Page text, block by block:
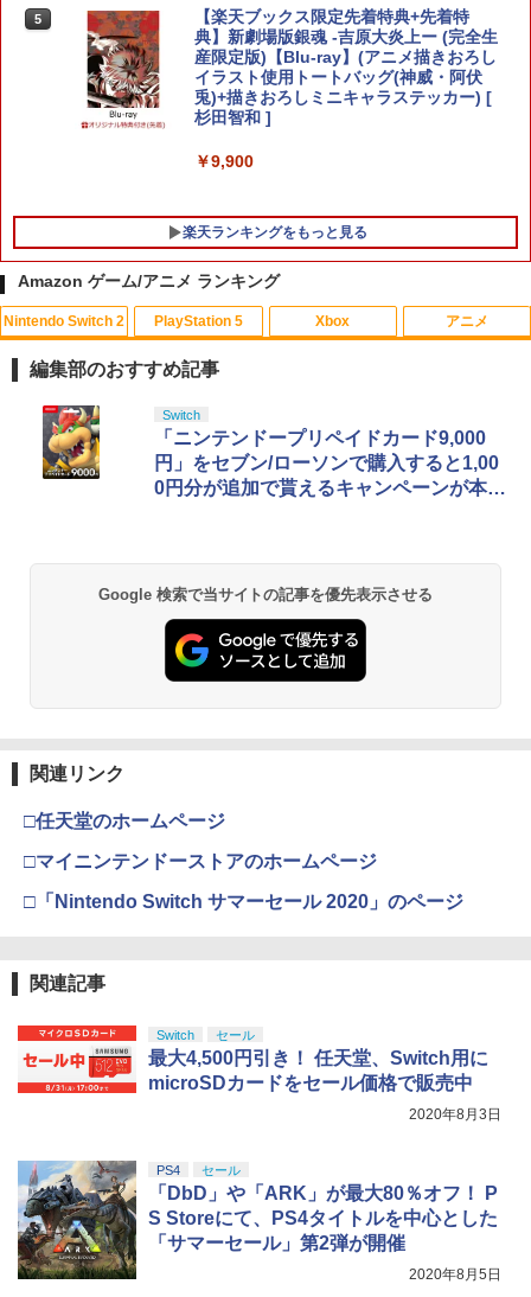
【特典】冒険家エリオットの千年物語 S
witch2版(【早期購入封入特典】エリオ
ット旅立ちパック)
￥6,358
Mortal Shell II
￥5,507
￥4,980
脳を鍛える大人の娯楽ゲーム4in1（麻雀
将棋 競走馬育成 RPG）ソフト不要 テレ
SB コントローラー
5
【楽天ブックス限定先着特典+先着特
典】新劇場版銀魂 -吉原大炎上ー (完全生
産限定版)【Blu-ray】(アニメ描きおろし
イラスト使用トートバッグ(神威・阿伏
兎)+描きおろしミニキャラステッカー) [
杉田智和 ]
￥9,900
楽天ランキングをもっと見る
Amazon ゲーム/アニメ ランキング
Nintendo Switch 2
スプラトゥーン レイダース|オンライン
コード版
￥5,832
スプラトゥーン レイダース -Switch2
4
ニンテンドープリペイド番号 9000円|オ
5
ニンテンドープリペイド番号 5000円|オ
ンラインコード版
PlayStation 5
PlayStation 5 デジタル・エディション
日本語専用 Console Language: Japan
ese only (CFI-2200B01)
￥55,000
Beast of Reincarnation -PS5 【特典】
プロダクトコード 封入
￥7,286
￥11,849
【純正品】DualSense ワイヤレスコン
【純正品】DualSense ワイヤレスコン
トローラー(CFI-ZCT2J)
Xbox
【純正品】Xbox ワイヤレス コントロー
ラー + USB-C® ケーブル
￥8,300
2
Xbox プリペイドカード 5,000円 デジタ
ルコード 【旧 Xbox ギフトカード】 [オ
ンラインコード]
￥5,000
B-C ケーブル
5
【純正品】Xbox ワイヤレス コントロー
ラー (カーボンブラック)
アニメ
【Amazon.co.jp限定】劇場版モノノ怪
第三章 蛇神 (Amazon.co.jp限定オリジ
ナル三方背収納ケース付きコレクション)
(オリジナル特典:オリジナル巾着＋メー
カー特典:【坤と離】二振りの剣、十翼よ
劇場版「鬼滅の刃」無限城編 第一章 猗
窩座再来 通常版 [Blu-ray]
3
劇場版「鬼滅の刃」無限城編 第一章 猗
窩座再来 通常版 [DVD]
￥3,523
￥8,698
5
【Amazon.co.jp限定】劇場版モノノ怪
第三章 蛇神 (オリジナル特典:オリジナル
巾着＋メーカー特典:【坤と離】二振りの
剣、十翼より来たる！スタジオ描き下ろ
しイラストボード付) [DVD]
編集部のおすすめ記事
Switch
「ニンテンドープリペイドカード9,000
円」をセブン/ローソンで購入すると1,00
0円分が追加で貰えるキャンペーンが本日
Google 検索で当サイトの記事を優先表示させる
関連リンク
□任天堂のホームページ
□マイニンテンドーストアのホームページ
□「Nintendo Switch サマーセール 2020」のページ
関連記事
Switch セール
最大4,500円引き！ 任天堂、Switch用に
microSDカードをセール価格で販売中
2020年8月3日
PS4 セール
「DbD」や「ARK」が最大80％オフ！ P
S Storeにて、PS4タイトルを中心とした
「サマーセール」第2弾が開催
2020年8月5日